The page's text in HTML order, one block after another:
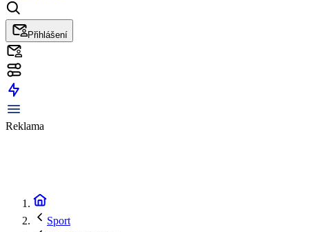
Přihlášení
Reklama
Sport